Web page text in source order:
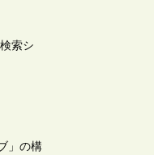
索シ
」の構